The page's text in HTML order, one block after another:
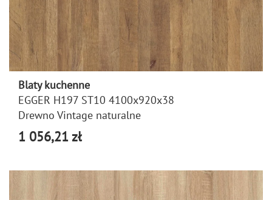
Blaty kuchenne
EGGER H197 ST10 4100x920x38
Drewno Vintage naturalne
1 056,21 zł